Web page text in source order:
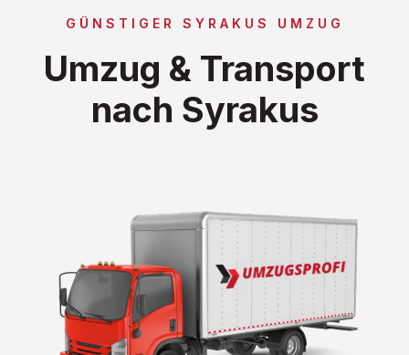
GÜNSTIGER SYRAKUS UMZUG
Umzug & Transport
nach Syrakus